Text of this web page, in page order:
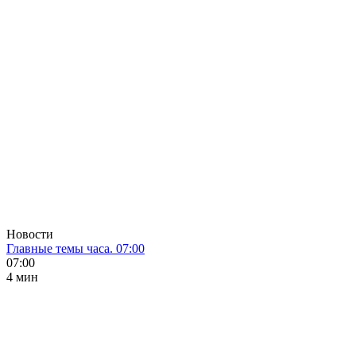
Новости
Главные темы часа. 07:00
07:00
4 мин